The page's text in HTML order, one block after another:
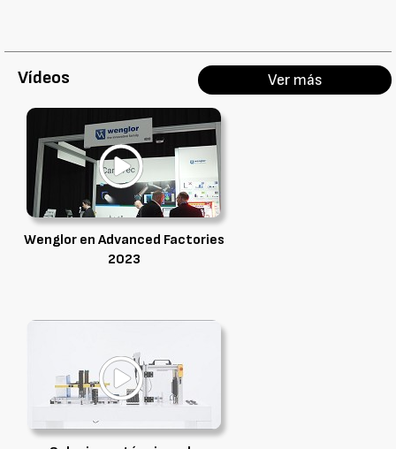
Vídeos Ver más
Wenglor en Advanced Factories
2023